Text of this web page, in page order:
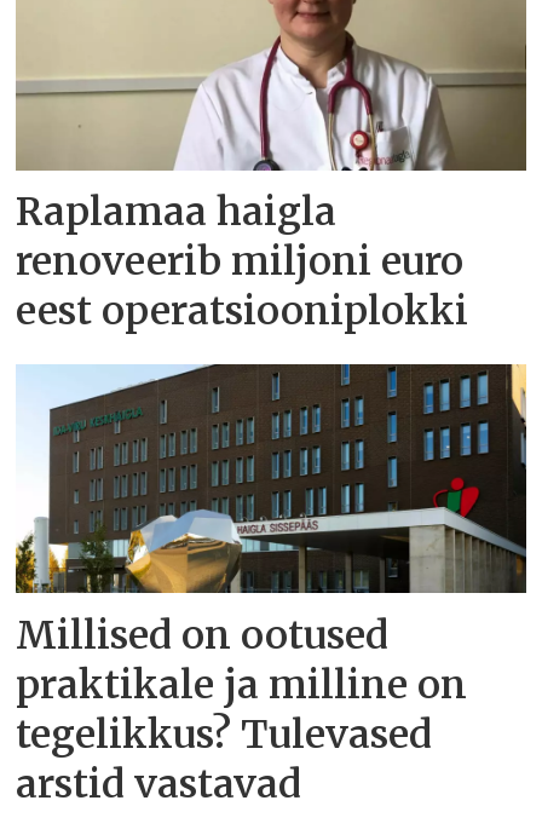
Raplamaa haigla
renoveerib miljoni euro
eest operatsiooniplokki
Millised on ootused
praktikale ja milline on
tegelikkus? Tulevased
arstid vastavad